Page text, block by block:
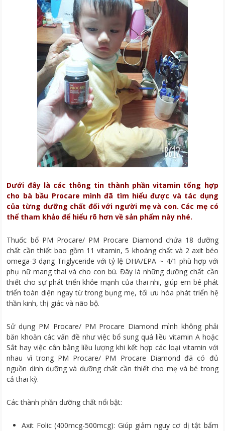
Dưới đây là các thông tin thành phần vitamin tổng hợp
cho bà bầu Procare mình đã tìm hiểu được và tác dụng
của từng dưỡng chất đối với người mẹ và con. Các mẹ có
thể tham khảo để hiểu rõ hơn về sản phẩm này nhé.
Thuốc bổ PM Procare/ PM Procare Diamond chứa 18 dưỡng
chất cần thiết bao gồm 11 vitamin, 5 khoáng chất và 2 axit béo
omega-3 dạng Triglyceride với tỷ lệ DHA/EPA ~ 4/1 phù hợp với
phụ nữ mang thai và cho con bú. Đây là những dưỡng chất cần
thiết cho sự phát triển khỏe mạnh của thai nhi, giúp em bé phát
triển toàn diện ngay từ trong bụng mẹ, tối ưu hóa phát triển hệ
thần kinh, thị giác và não bộ.
Sử dụng PM Procare/ PM Procare Diamond mình không phải
băn khoăn các vấn đề như việc bổ sung quá liều vitamin A hoặc
Sắt hay việc cân bằng liều lượng khi kết hợp các loại vitamin với
nhau vì trong PM Procare/ PM Procare Diamond đã có đủ
nguồn dinh dưỡng và dưỡng chất cần thiết cho mẹ và bé trong
cả thai kỳ.
Các thành phần dưỡng chất nổi bật:
Axit Folic (400mcg-500mcg): Giúp giảm nguy cơ dị tật bẩm